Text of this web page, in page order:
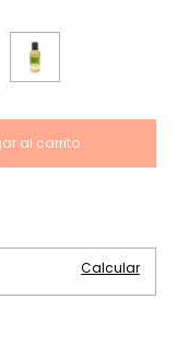
Calcular